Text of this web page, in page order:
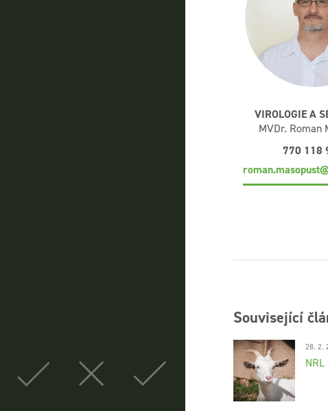
VIROLOGIE A
MVDr. Roman
770 118
Související
28. 2.